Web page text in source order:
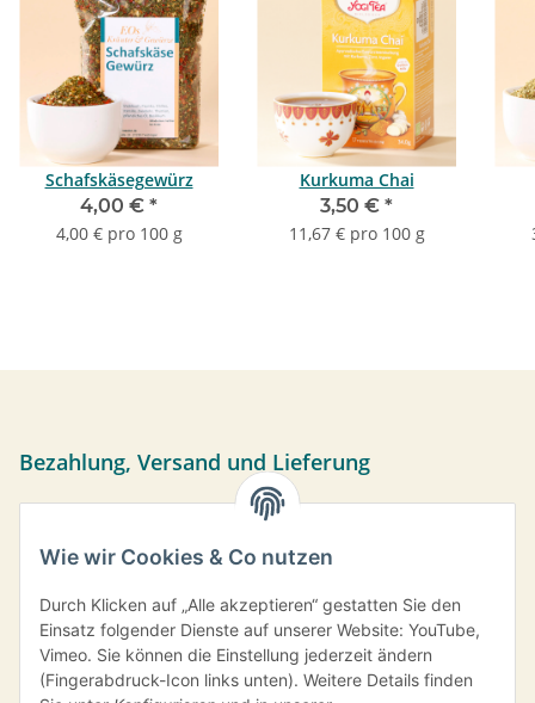
Schafskäsegewürz
4,00 € *
4,00 € pro 100 g
Kurkuma Chai
3,50 € *
11,67 € pro 100 g
Bezahlung, Versand und Lieferung
Sie können per Vorkasse, PayPal oder bei Abholung bar
übermittelt.
Versand frei ab einem Bestellwert von 35,- € innerhalb
Deutschlands.
Information
Wie wir Cookies & Co nutzen
Durch Klicken auf „Alle akzeptieren“ gestatten Sie den
Einsatz folgender Dienste auf unserer Website: YouTube,
Vimeo. Sie können die Einstellung jederzeit ändern
(Fingerabdruck-Icon links unten). Weitere Details finden